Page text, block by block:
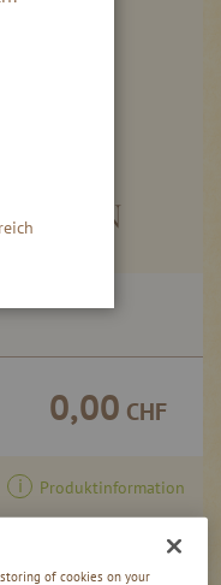
0,00 CHF
Produktinformation
storing of cookies on your